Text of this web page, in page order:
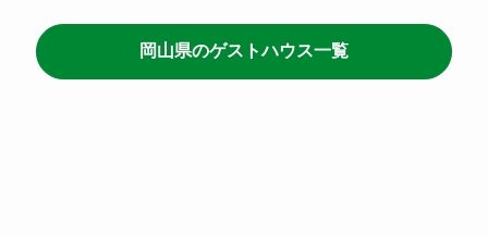
岡山県のゲストハウス一覧